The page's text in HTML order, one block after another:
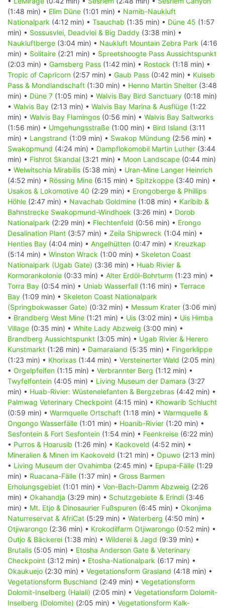
(1:48 min) • Elim Düne (1:01 min) • Namib-Naukluft
Nationalpark (4:12 min) • Tsauchab (1:35 min) • Düne 45 (1:57
min) • Sossusvlei, Deadvlei & Big Daddy (3:38 min) •
Naukluftberge (3:04 min) • Naukluft Mountain Zebra Park (4:16
min) • Solitaire (2:21 min) • Spreetshoogte Pass Aussichtspunkt
(2:03 min) • Gamsberg Pass (1:42 min) • Rostock (1:18 min) •
Tropic of Capricorn (2:57 min) • Gaub Pass (0:42 min) • Kuiseb
Pass & Mondlandschaft (1:30 min) • Henno Martin Shelter (3:48
min) • Düne 7 (1:05 min) • Walvis Bay Bird Sanctuary (0:18 min)
• Walvis Bay (2:13 min) • Walvis Bay Marina & Ausflüge (1:22
min) • Walvis Bay Flamingos (0:56 min) • Walvis Bay Saltworks
(1:56 min) • Umgehungsstraße (1:00 min) • Bird Island (3:11
min) • Langstrand (1:09 min) • Swakop Mündung (2:56 min) •
Swakopmund (4:24 min) • Dampflokomobil Martin Luther (3:44
min) • Fishrot Skandal (3:21 min) • Moon Landscape (0:44 min)
• Welwitschia Mirabilis (5:38 min) • Uran-Mine Langer Heinrich
(4:52 min) • Rössing Mine (6:15 min) • Spitzkoppe (3:40 min) •
Usakos & Lokomotive 40 (2:29 min) • Erongoberge & Phillips
Höhle (2:47 min) • Navachab Goldmine (1:08 min) • Karibib &
Bahnstrecke Swakopmund-Windhoek (3:26 min) • Dorob
Nationalpark (2:29 min) • Flechtenfeld (0:56 min) • Erongo
Desalination Plant (3:57 min) • Zeila Shipwreck (1:04 min) •
Henties Bay (4:04 min) • Angelhütten (0:47 min) • Kreuzkap
(5:14 min) • Winston Wrack (1:00 min) • Skeleton Coast
Nationalpark (Ugab Gate) (3:36 min) • Huab Rivier &
Kormorankolonie (0:33 min) • Alter Erdöl-Bohrturm (1:23 min) •
Torra Bay (0:54 min) • Uniab Wasserfall (1:16 min) • Terrace
Bay (1:09 min) • Skeleton Coast Nationalpark
(Springbokwasser Gate) (0:32 min) • Messum Krater (3:06 min)
• Brandberg West Mine (1:21 min) • Uis (3:02 min) • Uis Himba
Village (0:35 min) • White Lady Abzweig (3:00 min) •
Brandberg Aussichtspunkt (3:05 min) • Ugab Rivier & Herero
Kunstmarkt (1:26 min) • Damaraland (5:35 min) • Fingerklippe
(1:23 min) • Khorixas (1:44 min) • Versteinerter Wald (2:05 min)
• Orgelpfeifen (1:15 min) • Verbrannter Berg (1:12 min) •
Twyfelfontein (4:05 min) • Living Museum der Damara (3:27
min) • Huab-Rivier: Wüstenelefanten & Bergzebras (4:42 min) •
Palmwag Veterinary Checkpoint (4:15 min) • Khowarib Schlucht
(0:59 min) • Warmquelle Ortschaft (1:18 min) • Warmquelle &
Ongongo Wasserfälle (1:01 min) • Hoanib-Rivier (1:20 min) •
Sesfontein & Fort Sesfontein (1:54 min) • Feenkreise (6:22 min)
• Purros & Hoarusib (1:26 min) • Kaokoveld (4:52 min) •
Mineralien & Minen im Kaokoveld (1:21 min) • Opuwo (2:13 min)
• Living Museum der Ovahimba (2:45 min) • Epupa-Fälle (1:29
min) • Ruacana-Fälle (1:37 min) • Gross Barmen
Erholungsgebiet (1:01 min) • Von-Bach-Damm Abzweig (2:26
min) • Okahandja (3:29 min) • Schutzgebiete & Erindi (3:46
min) • Mt. Etjo & Dinosaurier Fußspuren (6:45 min) • Okonjima
Naturreservat & AfriCat (5:29 min) • Waterberg (4:50 min) •
Otjiwarongo (2:36 min) • Krokodilfarm Otjiwarongo (0:52 min) •
Outjo & Bäckerei (1:38 min) • Wilderei & Jagd (9:39 min) •
Brutalis (5:05 min) • Etosha Anderson Gate & Veterinary
Checkpoint (3:12 min) • Etosha-Nationalpark (6:17 min) •
Okaukuejo (2:30 min) • Vegetationsform Grasland (4:18 min) •
Vegetationsform Buschland (2:49 min) • Vegetationsform
Dolomit-Inselberg (Halali) (2:05 min) • Vegetationsform Dolomit-
Inselberg (Dolomite) (2:05 min) • Vegetationsform Kalk-